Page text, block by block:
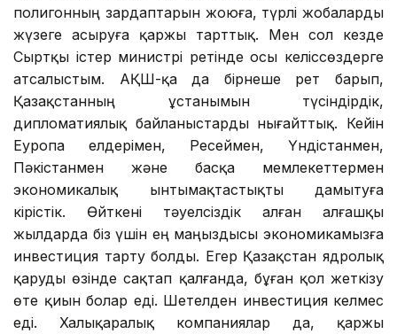
полигонның зардаптарын жоюға, түрлі жобаларды
жүзеге асыруға қаржы тарттық. Мен сол кезде
Сыртқы істер министрі ретінде осы келіссөздерге
атсалыстым. АҚШ-қа да бірнеше рет барып,
Қазақстанның ұстанымын түсіндірдік,
дипломатиялық байланыстарды нығайттық. Кейін
Еуропа елдерімен, Ресеймен, Үндістанмен,
Пәкістанмен және басқа мемлекеттермен
экономикалық ынтымақтастықты дамытуға
кірістік. Өйткені тәуелсіздік алған алғашқы
жылдарда біз үшін ең маңыздысы экономикамызға
инвестиция тарту болды. Егер Қазақстан ядролық
қаруды өзінде сақтап қалғанда, бұған қол жеткізу
өте қиын болар еді. Шетелден инвестиция келмес
еді. Халықаралық компаниялар да, қаржы